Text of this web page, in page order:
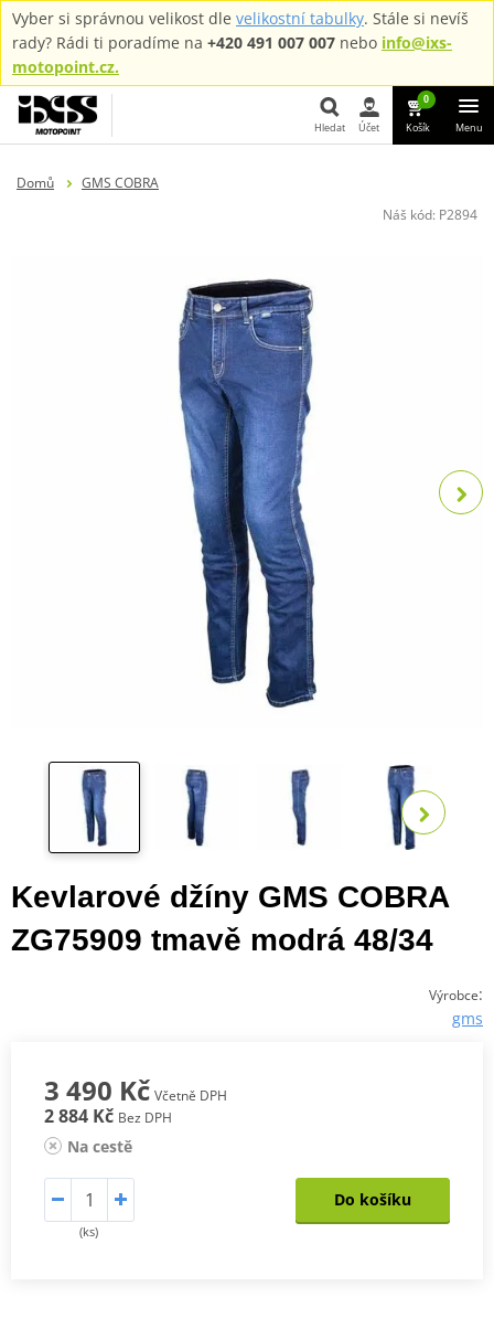
Vyber si správnou velikost dle velikostní tabulky. Stále si nevíš
rady? Rádi ti poradíme na +420 491 007 007 nebo info@ixs-
motopoint.cz.
Hledat Účet
0
Košík Menu
Domů
GMS COBRA
Náš kód: P2894
Kevlarové džíny GMS COBRA
ZG75909 tmavě modrá 48/34
Výrobce:
gms
3 490 Kč Včetně DPH
2 884 Kč Bez DPH
Na cestě
(ks)
Do košíku